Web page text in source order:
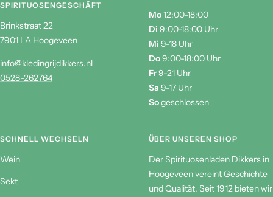
SPIRITUOSENGESCHÄFT
Brinkstraat 22
7901 LA Hoogeveen
info@kledingrijdikkers.nl
0528-262764
Mo12:00-18:00
Di 9:00-18:00 Uhr
Mi 9-18 Uhr
Do9:00-18:00 Uhr
Fr9-21 Uhr
Sa 9-17 Uhr
Sogeschlossen
SCHNELL WECHSELN
Wein
Sekt
ÜBER UNSEREN SHOP
Der Spirituosenladen Dikkers in
Hoogeveen vereint Geschichte
und Qualität. Seit 1912 bieten wir